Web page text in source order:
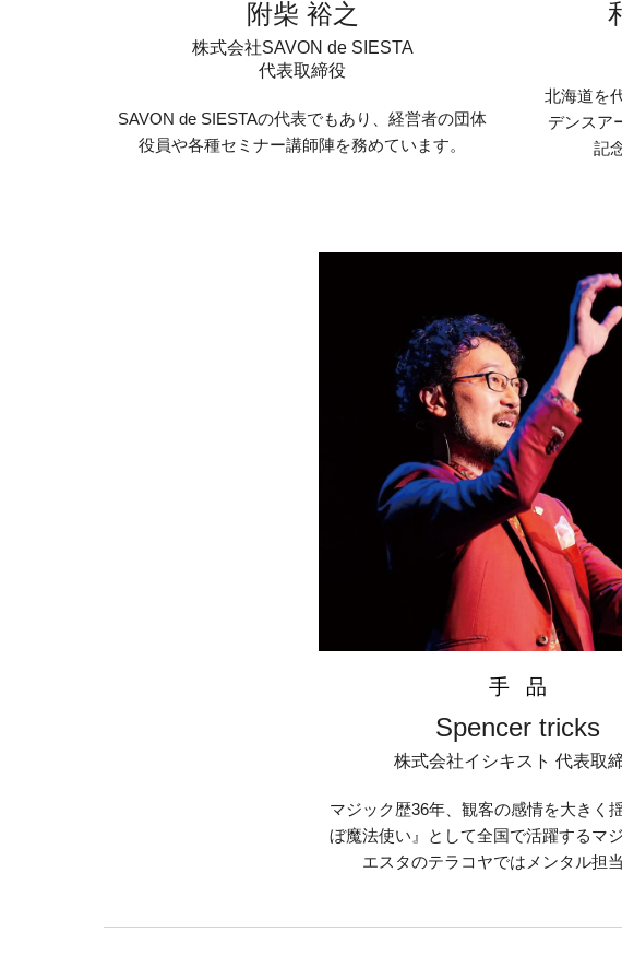
附柴 裕之
株式会社SAVON de SIESTA
代表取締役
SAVON de SIESTAの代表でもあり、経営者の団体
役員や各種セミナー講師陣を務めています。
北海道を
デンスア
記
手 品
Spencer tricks
株式会社イシキスト 代表取
マジック歴36年、観客の感情を大きく
ぼ魔法使い』として全国で活躍するマ
エスタのテラコヤではメンタル担当